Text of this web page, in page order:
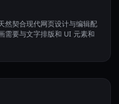
然契合现代网页设计与编辑配
需要与文字排版和 UI 元素和